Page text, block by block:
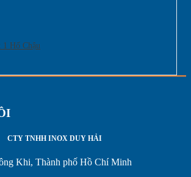
1 Hố Chậu
CTY TNHH INOX DUY HẢI
Khi, Thành phố Hồ Chí Minh